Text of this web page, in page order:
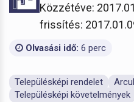
Közzétéve:
frissítés:
Olvasási idő: 6 perc
Településképi rendelet
Településképi követelmények